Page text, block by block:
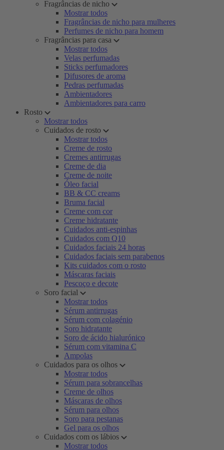
Fragrâncias de nicho
Mostrar todos
Fragrâncias de nicho para mulheres
Perfumes de nicho para homem
Fragrâncias para casa
Mostrar todos
Velas perfumadas
Sticks perfumadores
Difusores de aroma
Pedras perfumadas
Ambientadores
Ambientadores para carro
Rosto
Mostrar todos
Cuidados de rosto
Mostrar todos
Creme de rosto
Cremes antirrugas
Creme de dia
Creme de noite
Óleo facial
BB & CC creams
Bruma facial
Creme com cor
Creme hidratante
Cuidados anti-espinhas
Cuidados com Q10
Cuidados faciais 24 horas
Cuidados faciais sem parabenos
Kits cuidados com o rosto
Máscaras faciais
Pescoço e decote
Soro facial
Mostrar todos
Sérum antirrugas
Sérum com colagénio
Soro hidratante
Soro de ácido hialurónico
Sérum com vitamina C
Ampolas
Cuidados para os olhos
Mostrar todos
Sérum para sobrancelhas
Creme de olhos
Máscaras de olhos
Sérum para olhos
Soro para pestanas
Gel para os olhos
Cuidados com os lábios
Mostrar todos